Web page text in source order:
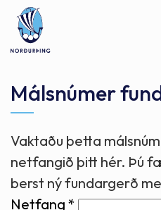
Leita
Málsnúmer
Vaktaðu þetta
netfangið þitt hér. Þú
berst ný fundargerð
Netfang